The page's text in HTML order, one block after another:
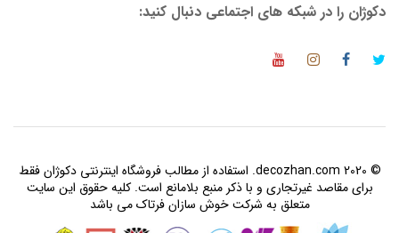
دکوژان را در شبکه های اجتماعی دنبال کنید:
© 2020 decozhan.com. استفاده از مطالب فروشگاه اینترنتی دکوژان فقط
برای مقاصد غیرتجاری و با ذکر منبع بلامانع است. کلیه حقوق این سایت
متعلق به شرکت خوش سازان فرتاک می باشد